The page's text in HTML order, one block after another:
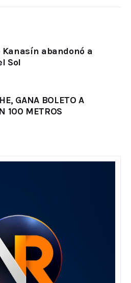
abandonó a
Sol
GANA BOLETO A
100 METROS